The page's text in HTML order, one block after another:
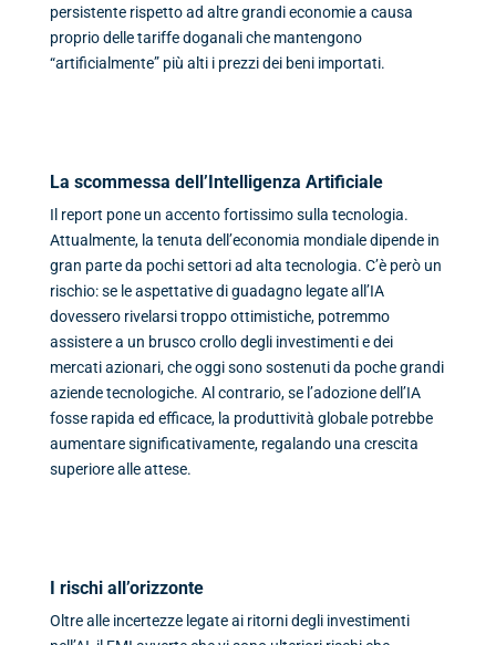
persistente rispetto ad altre grandi economie a causa
proprio delle tariffe doganali che mantengono
“artificialmente” più alti i prezzi dei beni importati.
La scommessa dell’Intelligenza Artificiale
Il report pone un accento fortissimo sulla tecnologia.
Attualmente, la tenuta dell’economia mondiale dipende in
gran parte da pochi settori ad alta tecnologia. C’è però un
rischio: se le aspettative di guadagno legate all’IA
dovessero rivelarsi troppo ottimistiche, potremmo
assistere a un brusco crollo degli investimenti e dei
mercati azionari, che oggi sono sostenuti da poche grandi
aziende tecnologiche. Al contrario, se l’adozione dell’IA
fosse rapida ed efficace, la produttività globale potrebbe
aumentare significativamente, regalando una crescita
superiore alle attese.
I rischi all’orizzonte
Oltre alle incertezze legate ai ritorni degli investimenti